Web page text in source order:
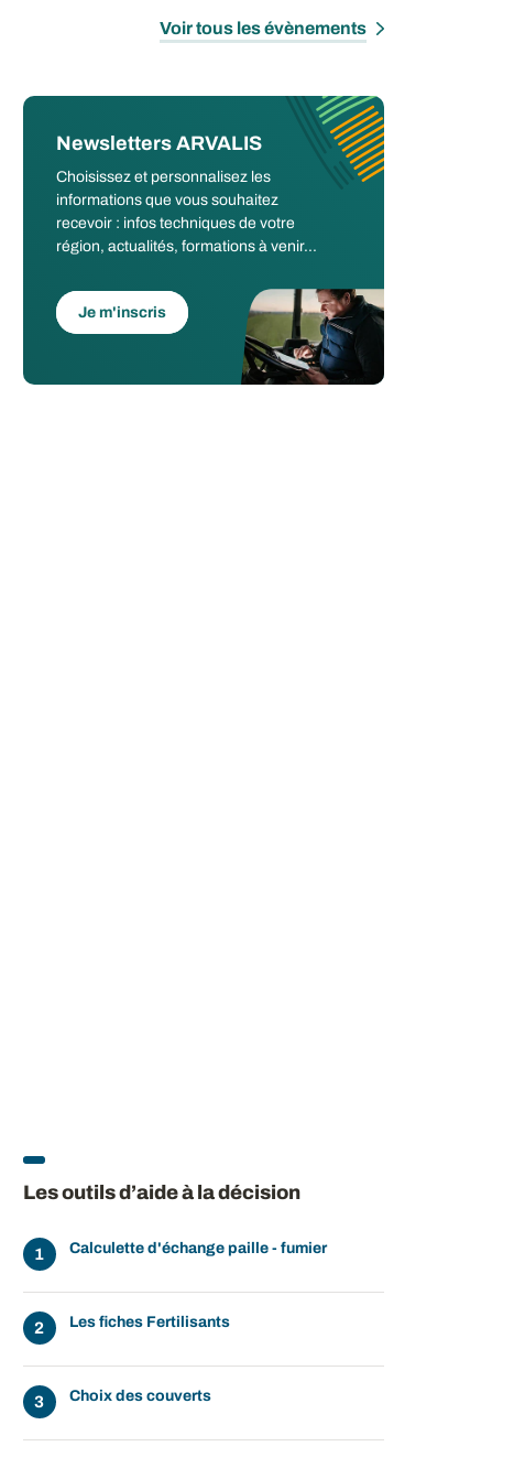
Voir tous les évènements
Newsletters ARVALIS
Choisissez et personnalisez les
informations que vous souhaitez
recevoir : infos techniques de votre
région, actualités, formations à venir...
Je m'inscris
Les outils d’aide à la décision
Calculette d'échange paille - fumier
Les fiches Fertilisants
Choix des couverts